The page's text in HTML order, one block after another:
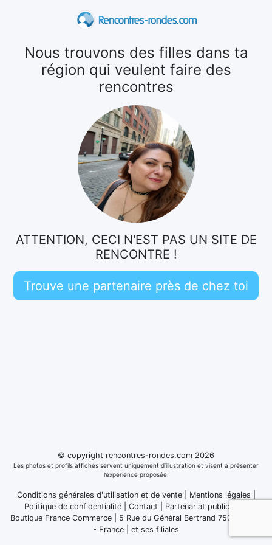
Nous trouvons des filles dans ta
région qui veulent faire des
rencontres
ATTENTION, CECI N'EST PAS UN SITE DE
RENCONTRE !
Trouve une partenaire près de chez toi
© copyright rencontres-rondes.com 2026
Les photos et profils affichés servent uniquement d’illustration et visent à présenter
l’expérience proposée.
Conditions générales d'utilisation et de vente| Mentions légales
Politique de confidentialité
Contact
Partenariat publicitaire
Boutique France Commerce | 5 Rue du Général Bertrand 75007 Paris
- France
et ses filiales